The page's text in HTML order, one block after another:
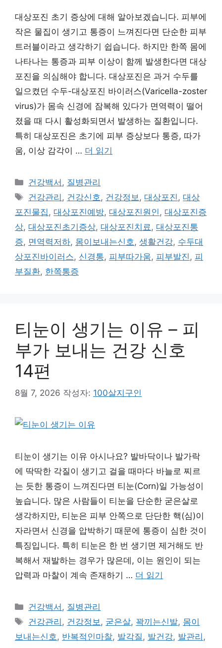
대상포진 초기 증상에 대해 알아보겠습니다. 피부에
작은 물집이 생기고 통증이 느껴진다면 단순한 피부
트러블이라고 생각하기 쉽습니다. 하지만 한쪽 몸에
나타나는 통증과 피부 이상이 함께 발생한다면 대상
포진을 의심해야 합니다. 대상포진은 과거 수두를
일으켰던 수두-대상포진 바이러스(Varicella-zoster
virus)가 몸속 신경에 잠복해 있다가 면역력이 떨어
졌을 때 다시 활성화되면서 발생하는 질환입니다.
특히 대상포진은 초기에 피부 증상보다 통증, 따가
움, 이상 감각이 … 더 읽기
카
테
리
건강백서 , 질병관리
태
그
건강관리 , 건강신호, 건강정보,대상포진,대상
포진물집, 대상포진예방, 대상포진원인, 대상포진증
상, 대상포진초기증상, 대상포진치료, 대상포진통
증, 면역력저하, 몸이보내는신호, 생활건강, 수두대
상포진바이러스, 신경통, 피부따가움, 피부발진, 피
부질환, 한쪽통증
티눈이 생기는 이유 – 피
부가 보내는 건강 신호
14편
8월 7, 2026 작성자: 100살지구인
티눈이 생기는 이유 아시나요? 발바닥이나 발가락
에 딱딱한 각질이 생기고 걸을 때마다 바늘로 찌르
는 듯한 통증이 느껴진다면 티눈(Corn)일 가능성이
높습니다. 많은 사람들이 티눈을 단순한 굳은살로
생각하지만, 티눈은 피부 안쪽으로 단단한 핵(심)이
자라면서 신경을 압박하기 때문에 통증이 심한 것이
특징입니다. 특히 티눈은 한 번 생기면 제거해도 반
복해서 재발하는 경우가 많은데, 이는 원인이 되는
압력과 마찰이 계속 존재하기 … 더 읽기
카
테
리
건강백서 , 질병관리
태
그
건강관리 , 건강정보 , 굳은살, 꽉끼는신발, 몸이
보내는신호 , 반복적인마찰, 발각질 , 발건강, 발관리 ,